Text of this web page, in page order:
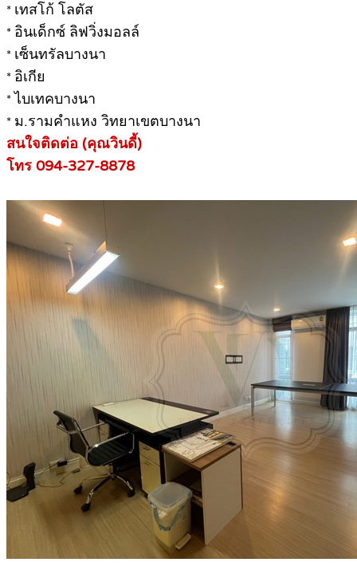
* เทสโก้ โลตัส
* อินเด็กซ์ ลิฟวิ่งมอลล์
* เซ็นทรัลบางนา
* อิเกีย
* ไบเทคบางนา
* ม.รามคำแหง วิทยาเขตบางนา
สนใจติดต่อ (คุณวินดี้)
โทร 094-327-8878